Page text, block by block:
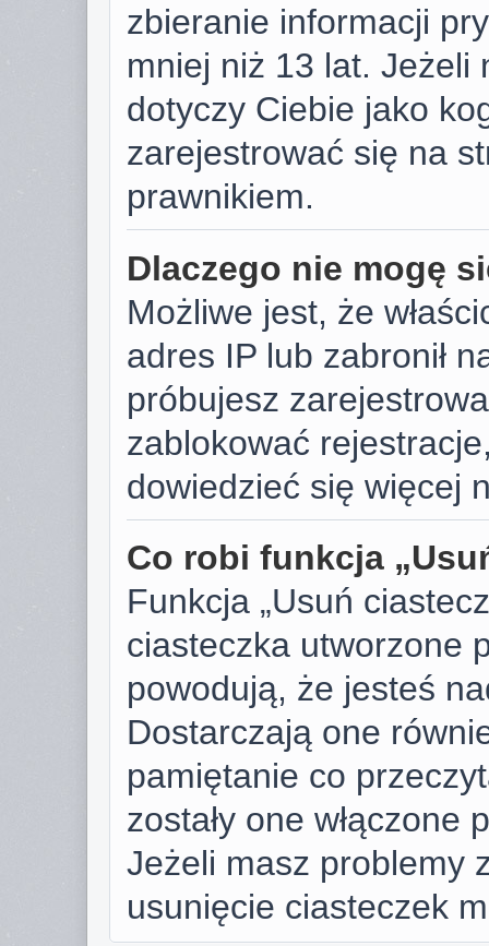
zbieranie informacji
mniej niż 13 lat. Jeżeli
dotyczy Ciebie jako
zarejestrować się na
prawnikiem.
Dlaczego nie mogę
Możliwe jest, że
adres IP lub zabronił
próbujesz
zablokować
dowiedzieć się więcej
Co robi funkcja
Funkcja „Usuń
ciasteczka utworzone
powodują, że jesteś
Dostarczają one
pamiętanie co
zostały one
Jeżeli masz problemy
usunięcie ciasteczek